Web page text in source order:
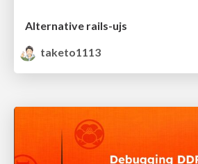
Alternative rails-ujs
taketo1113